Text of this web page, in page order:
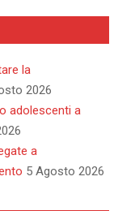
la
2026
adolescenti a
a
5 Agosto 2026